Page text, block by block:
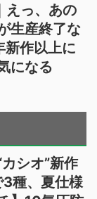
えっ、あの
生産終了な
作以上に
になる
シオ”新作
3種、夏仕様